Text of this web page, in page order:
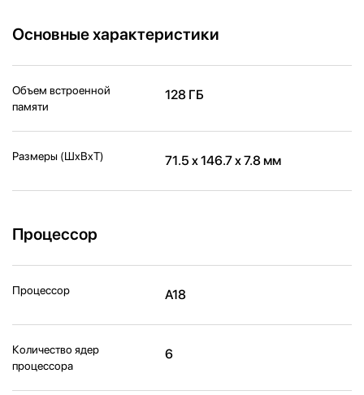
Основные характеристики
Объем встроенной
памяти
128 ГБ
Размеры (ШxВxТ) 71.5 x 146.7 x 7.8 мм
Процессор
Процессор A18
Количество ядер
процессора
6